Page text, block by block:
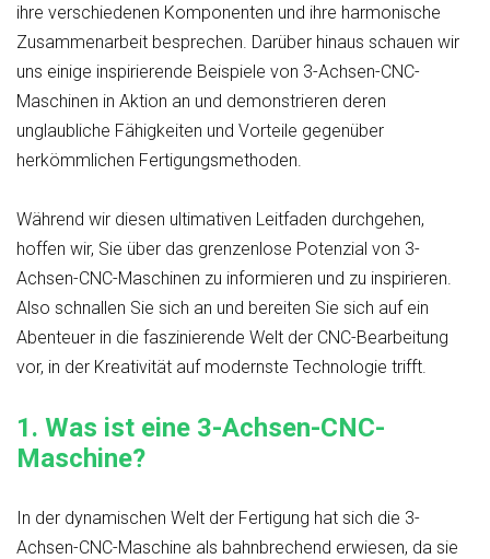
ihre verschiedenen Komponenten und ihre harmonische
Zusammenarbeit besprechen. Darüber hinaus schauen wir
uns einige inspirierende Beispiele von 3-Achsen-CNC-
Maschinen in Aktion an und demonstrieren deren
unglaubliche Fähigkeiten und Vorteile gegenüber
herkömmlichen Fertigungsmethoden.
Während wir diesen ultimativen Leitfaden durchgehen,
hoffen wir, Sie über das grenzenlose Potenzial von 3-
Achsen-CNC-Maschinen zu informieren und zu inspirieren.
Also schnallen Sie sich an und bereiten Sie sich auf ein
Abenteuer in die faszinierende Welt der CNC-Bearbeitung
vor, in der Kreativität auf modernste Technologie trifft.
1. Was ist eine 3-Achsen-CNC-
Maschine?
In der dynamischen Welt der Fertigung hat sich die 3-
Achsen-CNC-Maschine als bahnbrechend erwiesen, da sie